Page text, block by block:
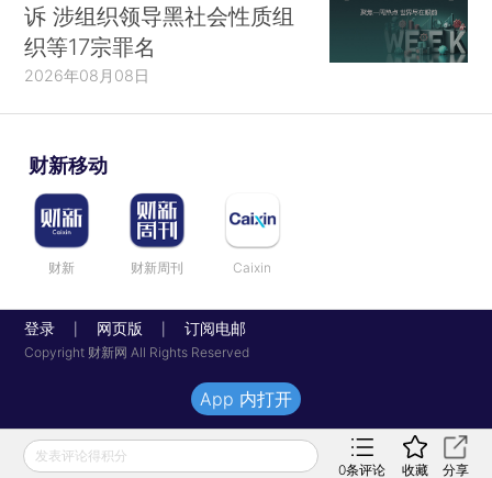
诉 涉组织领导黑社会性质组
织等17宗罪名
2026年08月08日
财新移动
财新 财新周刊 Caixin
登录 网页版 订阅电邮
Copyright 财新网 All Rights Reserved
发表评论得积分
0条评论 收藏 分享
App 内打开